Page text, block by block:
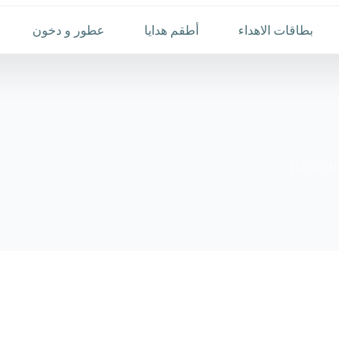
بطاقات الاهداء أطقم هدايا عطور و دخون